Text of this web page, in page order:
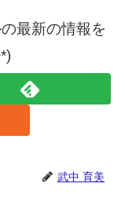
最新の情報を
武中 育美